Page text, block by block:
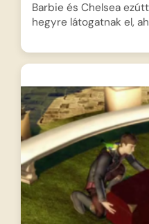
Barbie és Chelsea
hegyre látogatnak el,